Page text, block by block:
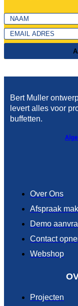
Bert Muller
levert alles voor
buffetten.
Over Ons
Afspraak
Demo
Contact
Webshop
Projecten